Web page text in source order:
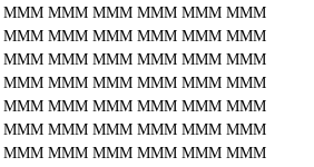
MMM MMM MMM MMM MMM MMM
MMM MMM MMM MMM MMM MMM
MMM MMM MMM MMM MMM MMM
MMM MMM MMM MMM MMM MMM
MMM MMM MMM MMM MMM MMM
MMM MMM MMM MMM MMM MMM
MMM MMM MMM MMM MMM MMM